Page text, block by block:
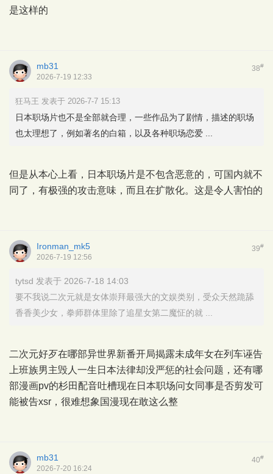
是这样的
38#
mb31
2026-7-19 12:33
狂马王 发表于 2026-7-7 15:13
日本职场片也不是全部就合理，一些作品为了剧情，描述的职场
也太理想了，例如著名的白箱，以及各种职场恋爱 ...
但是从本心上看，日本职场片是不包含恶意的，可国内就不
同了，有极强的攻击意味，而且在扩散化。这是令人害怕的
39#
Ironman_mk5
2026-7-19 12:56
tytsd 发表于 2026-7-18 14:03
要不我说二次元就是女体崇拜最强大的文娱类别，受众天然跪舔
香香美少女，拳师群体里除了追星女第二魔怔的就 ...
二次元好歹在哪部异世界新番开局揭露未成年女在列车诬告
上班族男主毁人一生日本法律却没严惩的社会问题，还有哪
部漫画pv的杉田配音吐槽现在日本职场问女同事是否剪发可
能被告xsr，很难想象国漫现在敢这么整
40#
mb31
2026-7-20 16:24